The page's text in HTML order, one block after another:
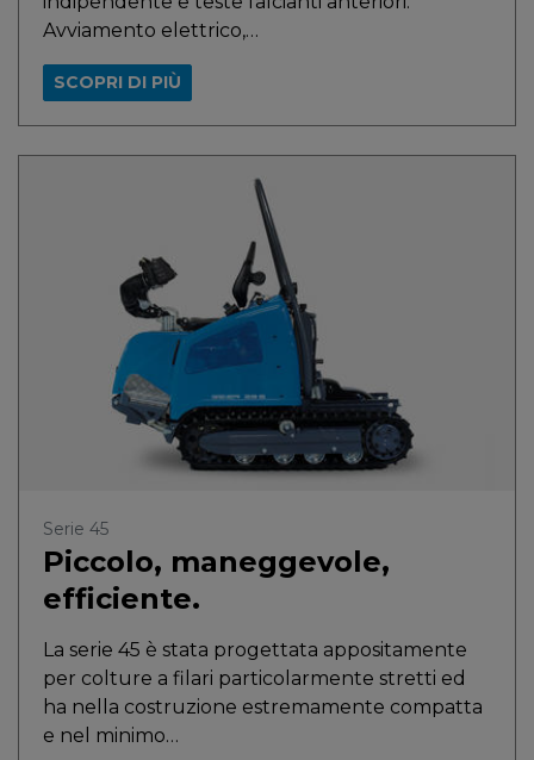
Avviamento elettrico,…
SCOPRI DI PIÙ
Serie 45
Piccolo, maneggevole,
efficiente.
La serie 45 è stata progettata appositamente
per colture a filari particolarmente stretti ed
ha nella costruzione estremamente compatta
e nel minimo…